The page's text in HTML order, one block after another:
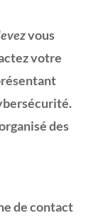
vous
votre
des
de contact